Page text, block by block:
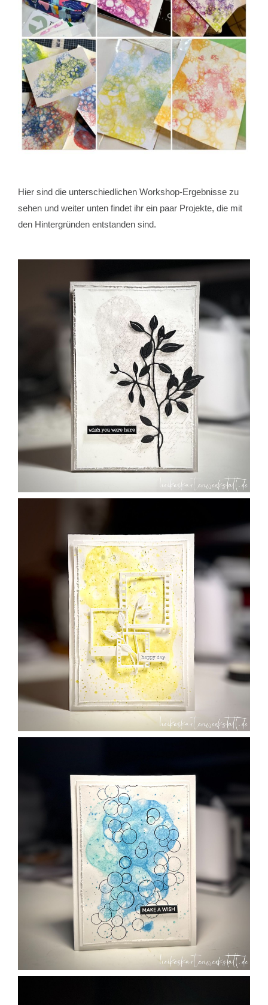
Hier sind die unterschiedlichen Workshop-Ergebnisse zu
sehen und weiter unten findet ihr ein paar Projekte, die mit
den Hintergründen entstanden sind.